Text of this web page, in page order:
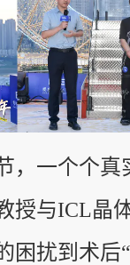
一个个真
授与ICL晶
困扰到术后